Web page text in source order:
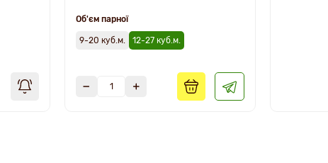
Об'єм парної
9-20 куб.м. 12-27 куб.м.